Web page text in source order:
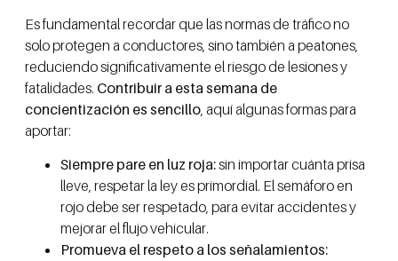
Es fundamental recordar que las normas de tráfico no
solo protegen a conductores, sino también a peatones,
reduciendo significativamente el riesgo de lesiones y
fatalidades. Contribuir a esta semana de
concientización es sencillo , aquí algunas formas para
aportar:
Siempre pare en luz roja:sin importar cuánta prisa
lleve, respetar la ley es primordial. El semáforo en
rojo debe ser respetado, para evitar accidentes y
mejorar el flujo vehicular.
Promueva el respeto a los señalamientos: